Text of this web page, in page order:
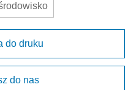
do druku
do nas